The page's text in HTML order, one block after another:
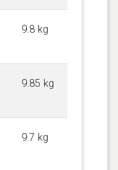
9.8 kg
9.85 kg
9.7 kg